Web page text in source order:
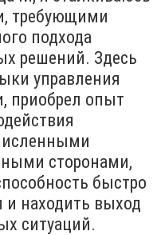
требующими
подхода
решений. Здесь
управления
приобрел опыт
сторонами,
быстро
и находить выход
ситуаций.